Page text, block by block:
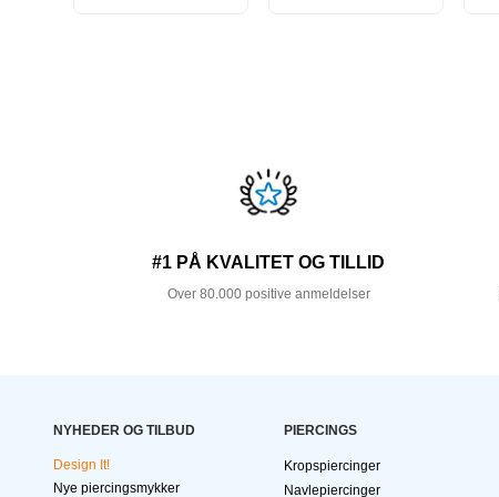
#1 PÅ KVALITET OG TILLID
Over 80.000 positive anmeldelser
NYHEDER OG TILBUD
Design It!
Nye piercingsmykker
PIERCINGS
Kropspiercinger
Navlepiercinger